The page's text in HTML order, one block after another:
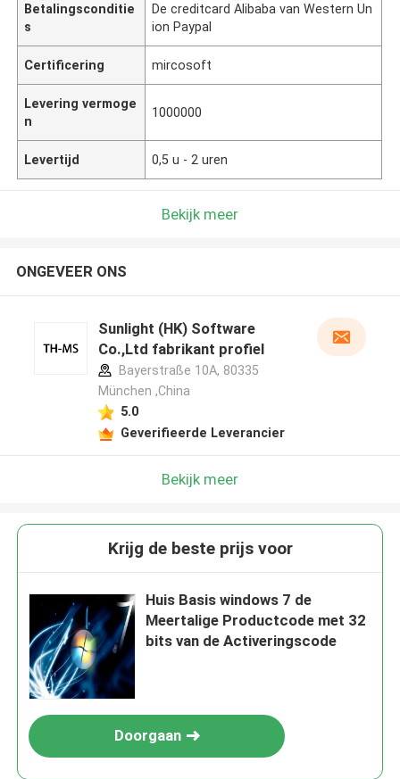
Betalingsconditie
s
De creditcard Alibaba van Western Un
ion Paypal
Certificering mircosoft
Levering vermoge
n
1000000
Levertijd 0,5 u - 2 uren
Bekijk meer
ONGEVEER ONS
Sunlight (HK) Software
Co.,Ltd fabrikant profiel
Bayerstraße 10A, 80335
München ,China
5.0
Geverifieerde Leverancier
Bekijk meer
Krijg de beste prijs voor
Huis Basis windows 7 de
Meertalige Productcode met 32
bits van de Activeringscode
Doorgaan